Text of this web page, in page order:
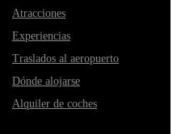
Atracciones
Experiencias
Traslados al aeropuerto
Dónde alojarse
Alquiler de coches